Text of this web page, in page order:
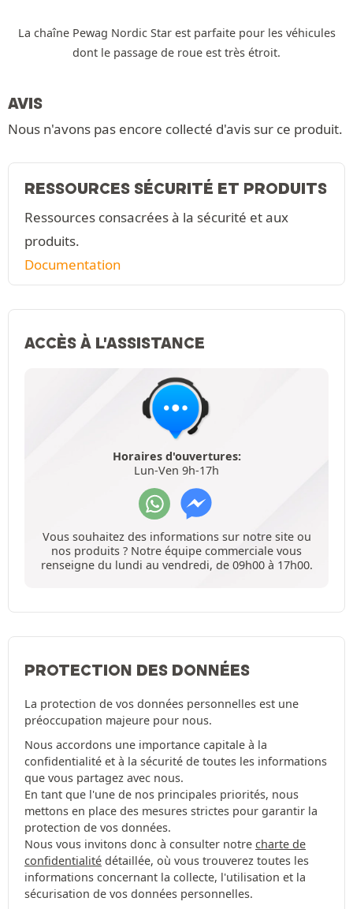
La chaîne Pewag Nordic Star est parfaite pour les véhicules
dont le passage de roue est très étroit.
AVIS
Nous n'avons pas encore collecté d'avis sur ce produit.
RESSOURCES SÉCURITÉ ET PRODUITS
Ressources consacrées à la sécurité et aux
produits.
Documentation
ACCÈS À L'ASSISTANCE
Horaires d'ouvertures:
Lun-Ven 9h-17h
Vous souhaitez des informations sur notre site ou
nos produits ? Notre équipe commerciale vous
renseigne du lundi au vendredi, de 09h00 à 17h00.
PROTECTION DES DONNÉES
La protection de vos données personnelles est une
préoccupation majeure pour nous.
Nous accordons une importance capitale à la
confidentialité et à la sécurité de toutes les informations
que vous partagez avec nous.
En tant que l'une de nos principales priorités, nous
mettons en place des mesures strictes pour garantir la
protection de vos données.
Nous vous invitons donc à consulter notre charte de
confidentialité détaillée, où vous trouverez toutes les
informations concernant la collecte, l'utilisation et la
sécurisation de vos données personnelles.